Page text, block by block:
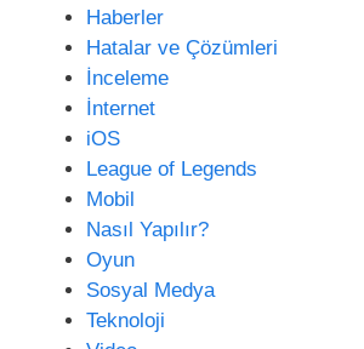
Haberler
Hatalar ve Çözümleri
İnceleme
İnternet
iOS
League of Legends
Mobil
Nasıl Yapılır?
Oyun
Sosyal Medya
Teknoloji